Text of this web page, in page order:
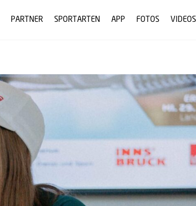
PARTNER SPORTARTEN APP FOTOS